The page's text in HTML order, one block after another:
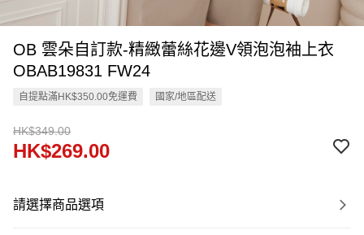
OB 雲朵自訂款-精緻蕾絲花邊V領泡泡袖上衣
OBAB19831 FW24
自提點滿HK$350.00免運費 國家/地區配送
HK$349.00
HK$269.00
請選擇商品選項